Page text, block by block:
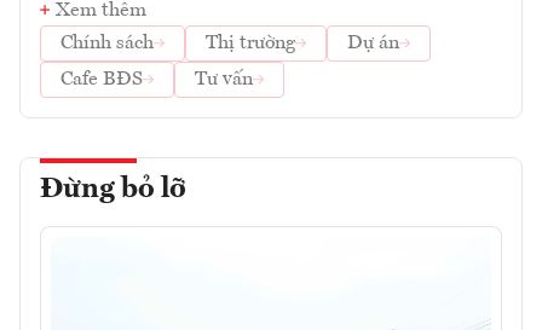
Xem thêm
Chính sách
Thị trường
Dự án
Cafe BĐS
Tư vấn
Đừng bỏ lỡ